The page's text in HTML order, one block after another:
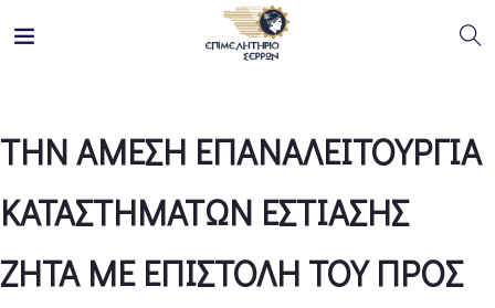
ΤΗΝ ΑΜΕΣΗ ΕΠΑΝΑΛΕΙΤΟΥΡΓΙΑ
ΚΑΤΑΣΤΗΜΑΤΩΝ ΕΣΤΙΑΣΗΣ
ΖΗΤΑ ΜΕ ΕΠΙΣΤΟΛΗ ΤΟΥ ΠΡΟΣ